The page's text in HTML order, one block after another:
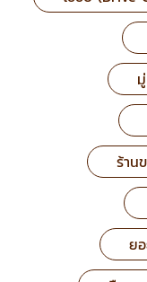
ร้าน
ย